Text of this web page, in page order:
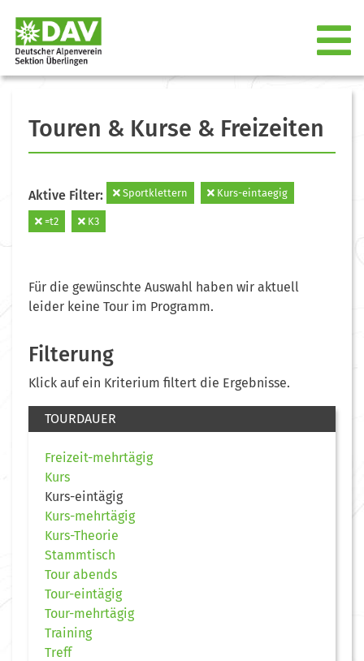
Touren & Kurse & Freizeiten
Aktive Filter: Sportklettern Kurs-eintaegig
=t2 K3
Für die gewünschte Auswahl haben wir aktuell
leider keine Tour im Programm.
Filterung
Klick auf ein Kriterium filtert die Ergebnisse.
TOURDAUER
Freizeit-mehrtägig
Kurs
Kurs-eintägig
Kurs-mehrtägig
Kurs-Theorie
Stammtisch
Tour abends
Tour-eintägig
Tour-mehrtägig
Training
Treff